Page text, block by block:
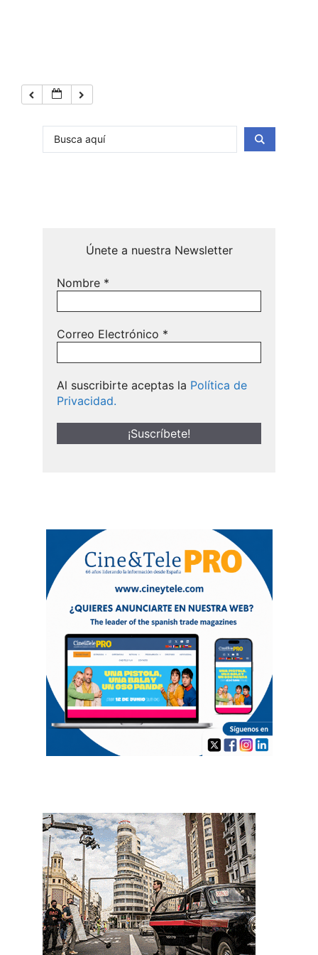
Únete a nuestra Newsletter
Nombre *
Correo Electrónico *
Al suscribirte aceptas la Política de
Privacidad.